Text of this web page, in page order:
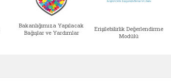
Bakanlığımıza Yapılacak
Bağışlar ve Yardımlar
Erişilebilirlik Değerlendirme
Modülü